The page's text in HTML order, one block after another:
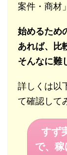
案件・商材
始めるため
あれば、比
そんなに難
詳しくは以
て確認して
すず
で、